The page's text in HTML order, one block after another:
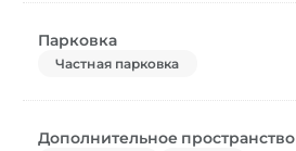
Парковка
Частная парковка
Дополнительное пространство